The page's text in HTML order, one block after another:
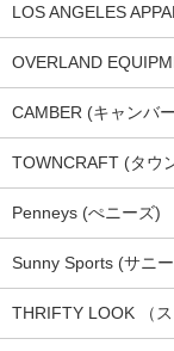
LOS ANGELES
OVERLAND
CAMBER (キャンバ
TOWNCRAFT (タウ
Penneys (ぺニーズ)
Sunny Sports (サニ
THRIFTY LOOK （ス